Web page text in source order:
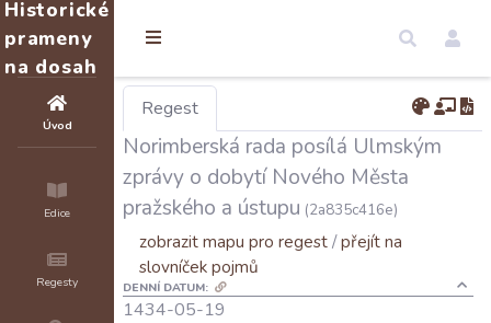
Historické
prameny
na dosah
Úvod
Edice
Regesty
Regest
Norimberská rada posílá Ulmským
zprávy o dobytí Nového Města
pražského a ústupu (2a835c416e)
zobrazit mapu pro regest/přejít na
slovníček pojmů
DENNÍ DATUM:
1434-05-19